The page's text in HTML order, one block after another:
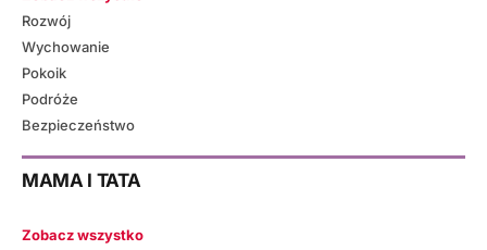
Rozwój
Wychowanie
Pokoik
Podróże
Bezpieczeństwo
MAMA I TATA
Zobacz wszystko